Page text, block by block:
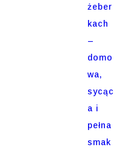
żeber
kach
–
domo
wa,
sycąc
a i
pełna
smak